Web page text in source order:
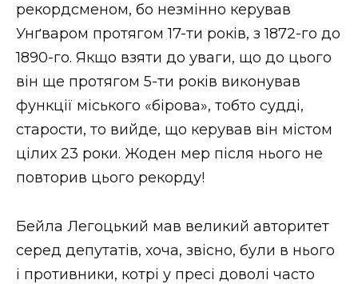
рекордсменом, бо незмінно керував
Унґваром протягом 17-ти років, з 1872-го до
1890-го. Якщо взяти до уваги, що до цього
він ще протягом 5-ти років виконував
функції міського «бірова», тобто судді,
старости, то вийде, що керував він містом
цілих 23 роки. Жоден мер після нього не
повторив цього рекорду!
Бейла Легоцький мав великий авторитет
серед депутатів, хоча, звісно, були в нього
і противники, котрі у пресі доволі часто